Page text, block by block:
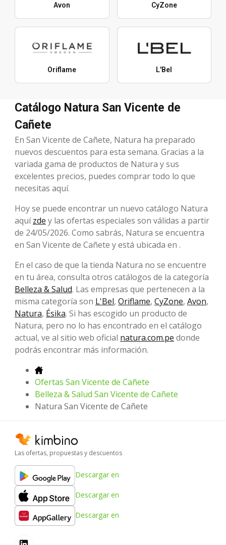
Avon CyZone
Oriflame L'Bel
Catálogo Natura San Vicente de
Cañete
En San Vicente de Cañete, Natura ha preparado
nuevos descuentos para esta semana. Gracias a la
variada gama de productos de Natura y sus
excelentes precios, puedes comprar todo lo que
necesitas aquí.
Hoy se puede encontrar un nuevo catálogo Natura
aquízde y las ofertas especiales son válidas a partir
de 24/05/2026. Como sabrás, Natura se encuentra
en San Vicente de Cañete y está ubicada en .
En el caso de que la tienda Natura no se encuentre
en tu área, consulta otros catálogos de la categoría
Belleza & Salud. Las empresas que pertenecen a la
misma categoría son L'Bel, Oriflame, CyZone, Avon,
Natura, Ésika. Si has escogido un producto de
Natura, pero no lo has encontrado en el catálogo
actual, ve al sitio web oficial natura.com.pe donde
podrás encontrar más información.
Ofertas San Vicente de Cañete
Belleza & Salud San Vicente de Cañete
Natura San Vicente de Cañete
Las ofertas, propuestas y descuentos
Descargar en
Descargar en
Descargar en